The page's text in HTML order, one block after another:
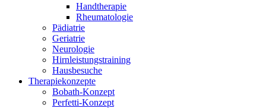
Handtherapie
Rheumatologie
Pädiatrie
Geriatrie
Neurologie
Hirnleistungstraining
Hausbesuche
Therapiekonzepte
Bobath-Konzept
Perfetti-Konzept